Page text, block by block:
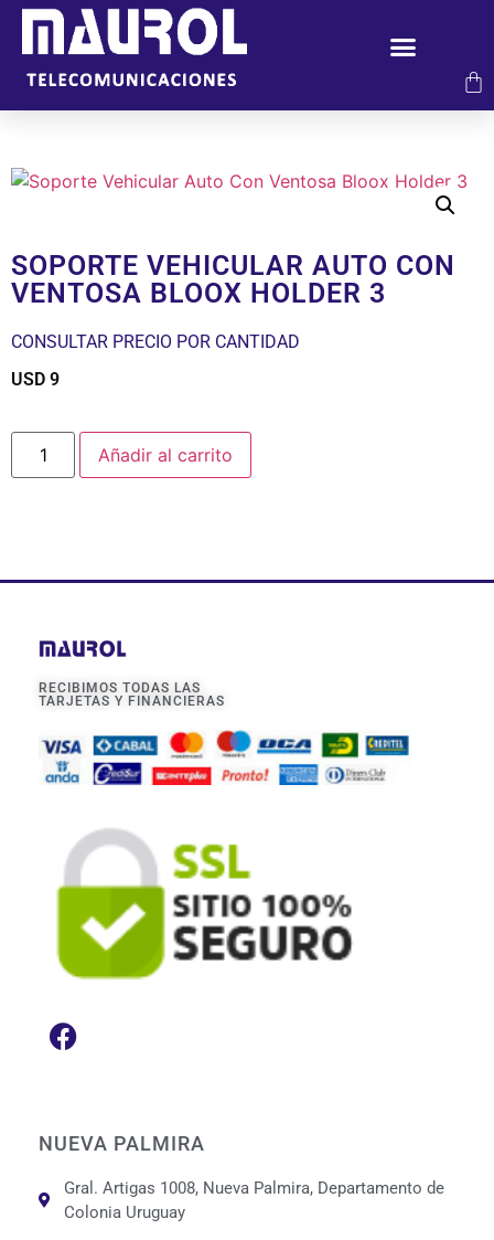
SOPORTE VEHICULAR AUTO CON
VENTOSA BLOOX HOLDER 3
CONSULTAR PRECIO POR CANTIDAD
USD 9
Añadir al carrito
RECIBIMOS TODAS LAS
TARJETAS Y FINANCIERAS
NUEVA PALMIRA
Gral. Artigas 1008, Nueva Palmira, Departamento de
Colonia Uruguay